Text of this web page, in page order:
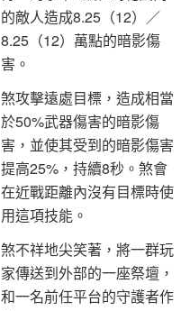
的敵人造成8.25（12）／
8.25（12）萬點的暗影傷
害。
煞攻擊遠處目標，造成相當
於50%武器傷害的暗影傷
害，並使其受到的暗影傷害
提高25%，持續8秒。煞會
在近戰距離內沒有目標時使
用這項技能。
煞不祥地尖笑著，將一群玩
家傳送到外部的一座祭壇，
和一名前任平台的守護者作